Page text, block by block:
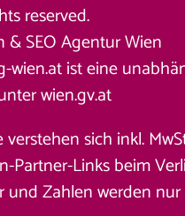
reserved.
&SEO Agentur Wien
wien.at ist eine
wien.gv.at
sich inkl.
Partner-Links beim
und Zahlen werden